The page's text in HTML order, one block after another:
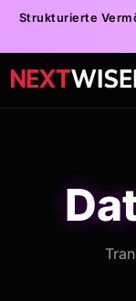
Strukturierte